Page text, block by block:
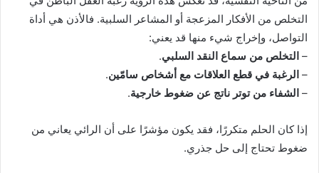
التخلص من الأفكار المزعجة أو المشاعر السلبية. فالأذن هي أداة
التواصل، وإخراج شيء منها قد يعني:
– التخلص من سماع النقد السلبي.
– الرغبة في قطع العلاقات مع أشخاص سامّين.
– الشفاء من توتر ناتج عن ضغوط خارجية.
إذا كان الحلم متكررًا، فقد يكون مؤشرًا على أن الرائي يعاني من
ضغوط تحتاج إلى حل جذري.